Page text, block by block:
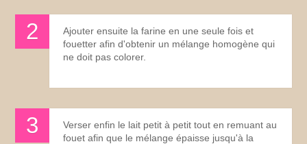
Ajouter ensuite la farine en une seule fois et
fouetter afin d'obtenir un mélange homogène qui
ne doit pas colorer.
Verser enfin le lait petit à petit tout en remuant au
fouet afin que le mélange épaisse jusqu'à la